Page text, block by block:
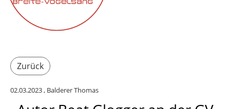
Zurück
02.03.2023, Balderer Thomas